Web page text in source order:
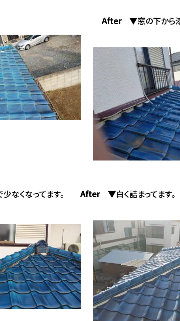
After▼窓の下から漆
なくなってます。After ▼白く詰まってます。